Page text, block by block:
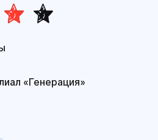
«Генерация»